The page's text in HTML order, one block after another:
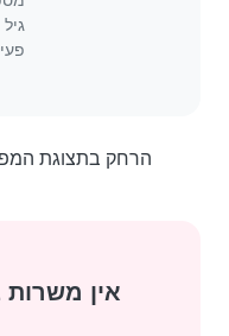
הרחק בתצוגת
אין משרות